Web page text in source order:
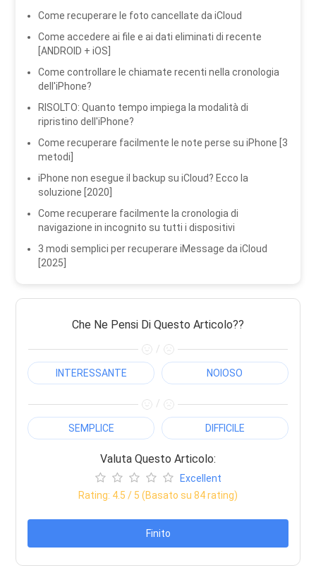
Come recuperare le foto cancellate da iCloud
Come accedere ai file e ai dati eliminati di recente
[ANDROID + iOS]
Come controllare le chiamate recenti nella cronologia
dell'iPhone?
RISOLTO: Quanto tempo impiega la modalità di
ripristino dell'iPhone?
Come recuperare facilmente le note perse su iPhone [3
metodi]
iPhone non esegue il backup su iCloud? Ecco la
soluzione [2020]
Come recuperare facilmente la cronologia di
navigazione in incognito su tutti i dispositivi
3 modi semplici per recuperare iMessage da iCloud
[2025]
Che Ne Pensi Di Questo Articolo??
/
INTERESSANTE NOIOSO
/
SEMPLICE DIFFICILE
Valuta Questo Articolo:
Excellent
Rating: 4.5 / 5 (Basato su 84rating)
Finito